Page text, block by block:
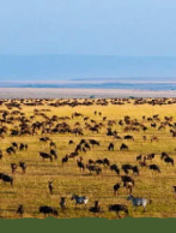
Footer